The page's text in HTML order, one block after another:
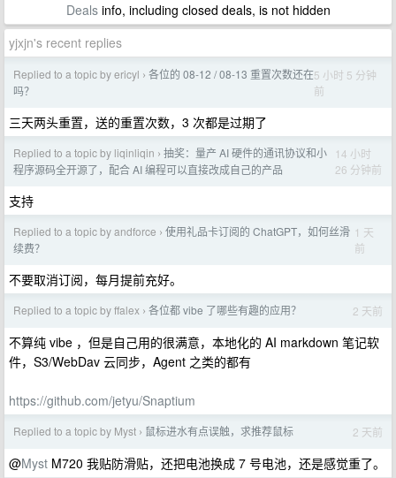
Dealsinfo, including closed deals, is not hidden
yjxjn's recent replies
Replied to a topic by ericyl › 各位的 08-12 / 08-13 重置次数还在
吗？
5 小时 5 分钟
前
三天两头重置，送的重置次数，3 次都是过期了
Replied to a topic by liqinliqin › 抽奖：量产 AI 硬件的通讯协议和小
程序源码全开源了，配合 AI 编程可以直接改成自己的产品
14 小时
26 分钟前
支持
Replied to a topic by andforce › 使用礼品卡订阅的 ChatGPT，如何丝滑
续费？
1 天
前
不要取消订阅，每月提前充好。
Replied to a topic by ffalex › 各位都 vibe 了哪些有趣的应用？ 2 天前
不算纯 vibe ，但是自己用的很满意，本地化的 AI markdown 笔记软
件，S3/WebDav 云同步，Agent 之类的都有
https://github.com/jetyu/Snaptium
Replied to a topic by Myst › 鼠标进水有点误触，求推荐鼠标 2 天前
@Myst M720 我贴防滑贴，还把电池换成 7 号电池，还是感觉重了。